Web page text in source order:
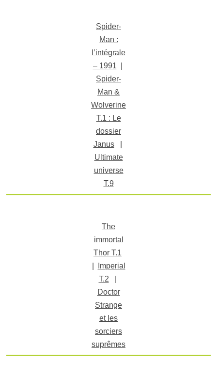
Spider-
Man :
l’intégrale
– 1991
Spider-
Man &
Wolverine
T.1 : Le
dossier
Janus|
Ultimate
universe
T.9
The
immortal
Thor T.1
Imperial
T.2
Doctor
Strange
et les
sorciers
suprêmes